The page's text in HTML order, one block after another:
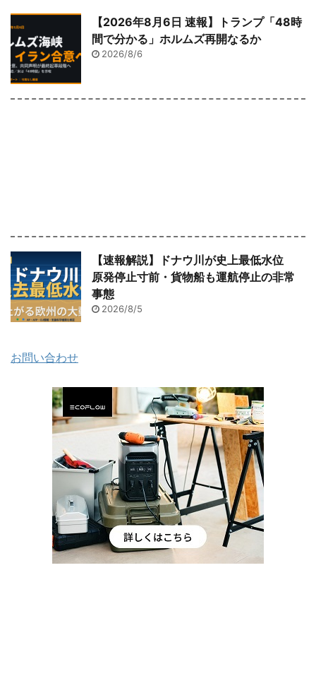
【2026年8月6日 速報】トランプ「48時
間で分かる」ホルムズ再開なるか
2026/8/6
【速報解説】ドナウ川が史上最低水位
原発停止寸前・貨物船も運航停止の非常
事態
2026/8/5
お問い合わせ